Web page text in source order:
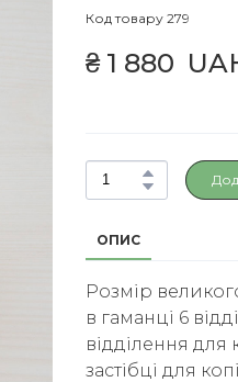
Код товару 279
₴ 1 880
ОПИС
Розмір
в гаманці 6
відділення для
застібці для